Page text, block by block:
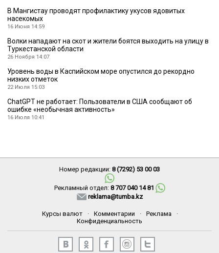
В Мангистау проводят профилактику укусов ядовитых
насекомых
16 Июня 14:59
Волки нападают на скот и жители боятся выходить на улицу в
Туркестанской области
26 Ноября 14:07
Уровень воды в Каспийском море опустился до рекордно
низких отметок
22 Июля 15:03
ChatGPT не работает: Пользователи в США сообщают об
ошибке «необычная активность»
16 Июля 10:41
Номер редакции: 8 (7292) 53 00 03
Рекламный отдел: 8 707 040 14 81
reklama@tumba.kz
Курсы валют · Комментарии · Реклама
·
Конфиденциальность